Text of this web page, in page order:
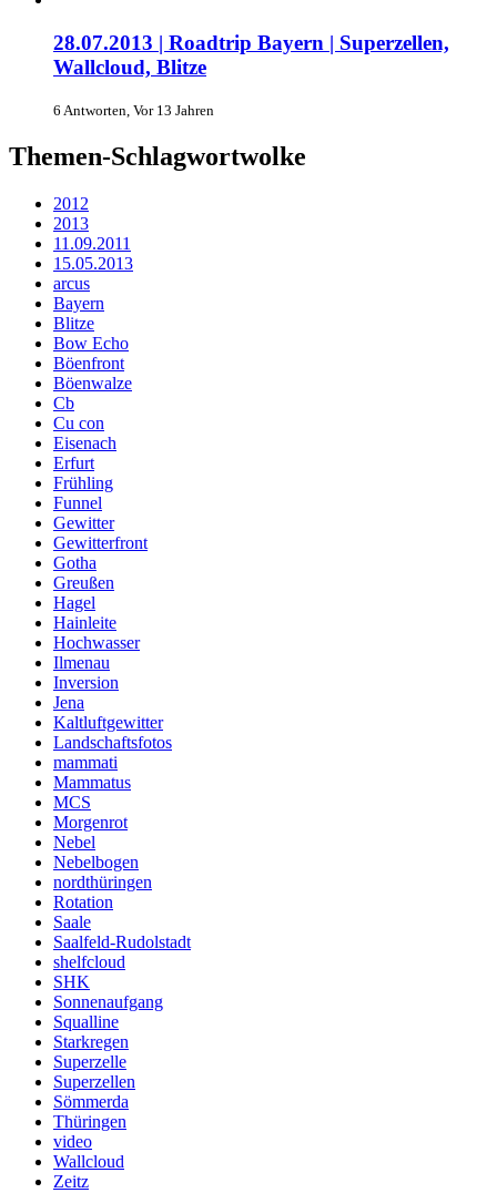
28.07.2013 | Roadtrip Bayern | Superzellen,
Wallcloud, Blitze
6 Antworten, Vor 13 Jahren
Themen-Schlagwortwolke
2012
2013
11.09.2011
15.05.2013
arcus
Bayern
Blitze
Bow Echo
Böenfront
Böenwalze
Cb
Cu con
Eisenach
Erfurt
Frühling
Funnel
Gewitter
Gewitterfront
Gotha
Greußen
Hagel
Hainleite
Hochwasser
Ilmenau
Inversion
Jena
Kaltluftgewitter
Landschaftsfotos
mammati
Mammatus
MCS
Morgenrot
Nebel
Nebelbogen
nordthüringen
Rotation
Saale
Saalfeld-Rudolstadt
shelfcloud
SHK
Sonnenaufgang
Squalline
Starkregen
Superzelle
Superzellen
Sömmerda
Thüringen
video
Wallcloud
Zeitz